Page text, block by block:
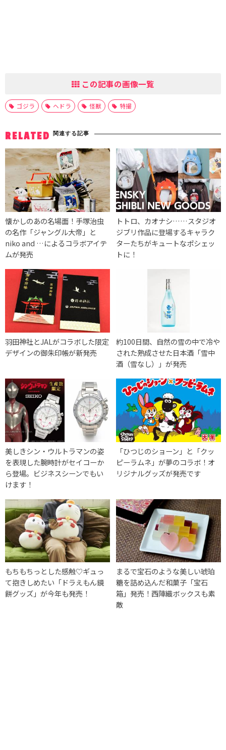
この記事の画像一覧
ゴジラ ヘドラ 怪獣 特撮
RELATED 関連する記事
懐かしのあの名場面！手塚治虫
の名作「ジャングル大帝」と
niko and …によるコラボアイテ
ムが発売
トトロ、カオナシ……スタジオ
ジブリ作品に登場するキャラク
ターたちがキュートなポシェッ
トに！
羽田神社とJALがコラボした限定
デザインの御朱印帳が新発売
約100日間、自然の雪の中で冷や
された熟成させた日本酒「雪中
酒（雪なし）」が発売
美しきシン・ウルトラマンの姿
を表現した腕時計がセイコーか
ら登場。ビジネスシーンでもい
けます！
「ひつじのショーン」と「クッ
ピーラムネ」が夢のコラボ！オ
リジナルグッズが発売です
もちもちっとした感触♡ギュっ
て抱きしめたい「ドラえもん鏡
餅グッズ」が今年も発売！
まるで宝石のような美しい琥珀
糖を詰め込んだ和菓子「宝石
箱」発売！西陣織ボックスも素
敵